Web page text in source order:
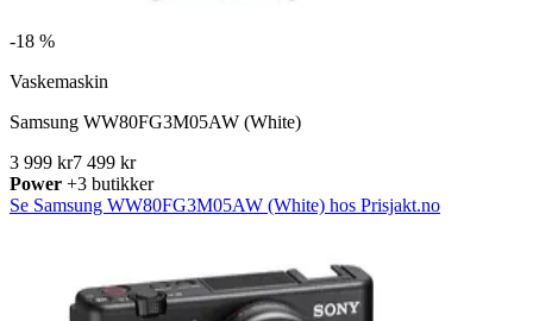
-18 %
Vaskemaskin
Samsung WW80FG3M05AW (White)
3 999 kr7 499 kr
Power +3 butikker
Se Samsung WW80FG3M05AW (White) hos Prisjakt.no